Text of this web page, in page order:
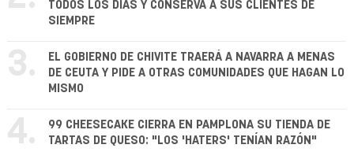
TODOS LOS DÍAS Y CONSERVA A SUS CLIENTES DE
SIEMPRE
3.
EL GOBIERNO DE CHIVITE TRAERÁ A NAVARRA A MENAS
DE CEUTA Y PIDE A OTRAS COMUNIDADES QUE HAGAN LO
MISMO
4.
99 CHEESECAKE CIERRA EN PAMPLONA SU TIENDA DE
TARTAS DE QUESO: "LOS 'HATERS' TENÍAN RAZÓN"